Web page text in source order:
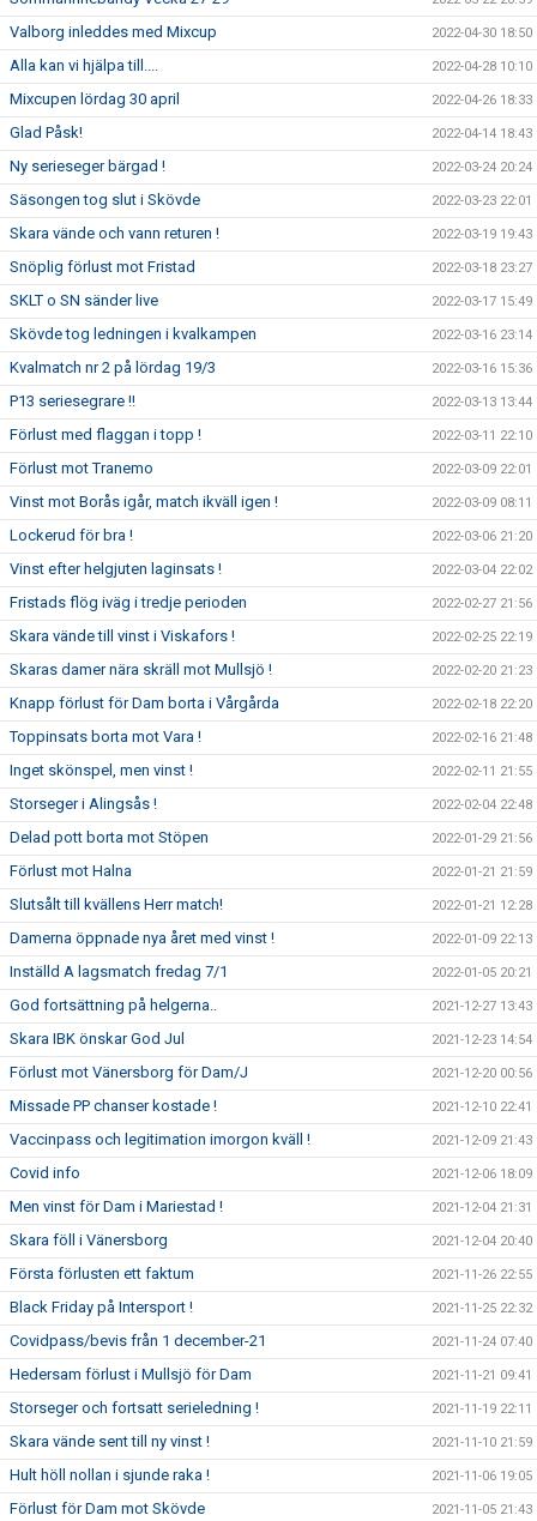
Valborg inleddes med Mixcup 2022-04-30 18:50
Alla kan vi hjälpa till.... 2022-04-28 10:10
Mixcupen lördag 30 april 2022-04-26 18:33
Glad Påsk! 2022-04-14 18:43
Ny serieseger bärgad ! 2022-03-24 20:24
Säsongen tog slut i Skövde 2022-03-23 22:01
Skara vände och vann returen ! 2022-03-19 19:43
Snöplig förlust mot Fristad 2022-03-18 23:27
SKLT o SN sänder live 2022-03-17 15:49
Skövde tog ledningen i kvalkampen 2022-03-16 23:14
Kvalmatch nr 2 på lördag 19/3 2022-03-16 15:36
P13 seriesegrare !! 2022-03-13 13:44
Förlust med flaggan i topp ! 2022-03-11 22:10
Förlust mot Tranemo 2022-03-09 22:01
Vinst mot Borås igår, match ikväll igen ! 2022-03-09 08:11
Lockerud för bra ! 2022-03-06 21:20
Vinst efter helgjuten laginsats ! 2022-03-04 22:02
Fristads flög iväg i tredje perioden 2022-02-27 21:56
Skara vände till vinst i Viskafors ! 2022-02-25 22:19
Skaras damer nära skräll mot Mullsjö ! 2022-02-20 21:23
Knapp förlust för Dam borta i Vårgårda 2022-02-18 22:20
Toppinsats borta mot Vara ! 2022-02-16 21:48
Inget skönspel, men vinst ! 2022-02-11 21:55
Storseger i Alingsås ! 2022-02-04 22:48
Delad pott borta mot Stöpen 2022-01-29 21:56
Förlust mot Halna 2022-01-21 21:59
Slutsålt till kvällens Herr match! 2022-01-21 12:28
Damerna öppnade nya året med vinst ! 2022-01-09 22:13
Inställd A lagsmatch fredag 7/1 2022-01-05 20:21
God fortsättning på helgerna.. 2021-12-27 13:43
Skara IBK önskar God Jul 2021-12-23 14:54
Förlust mot Vänersborg för Dam/J 2021-12-20 00:56
Missade PP chanser kostade ! 2021-12-10 22:41
Vaccinpass och legitimation imorgon kväll ! 2021-12-09 21:43
Covid info 2021-12-06 18:09
Men vinst för Dam i Mariestad ! 2021-12-04 21:31
Skara föll i Vänersborg 2021-12-04 20:40
Första förlusten ett faktum 2021-11-26 22:55
Black Friday på Intersport ! 2021-11-25 22:32
Covidpass/bevis från 1 december-21 2021-11-24 07:40
Hedersam förlust i Mullsjö för Dam 2021-11-21 09:41
Storseger och fortsatt serieledning ! 2021-11-19 22:11
Skara vände sent till ny vinst ! 2021-11-10 21:59
Hult höll nollan i sjunde raka ! 2021-11-06 19:05
Förlust för Dam mot Skövde 2021-11-05 21:43